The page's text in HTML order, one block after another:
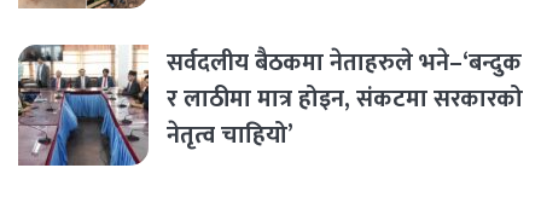
सर्वदलीय बैठकमा नेताहरुले भने–‘बन्दुक
र लाठीमा मात्र होइन, संकटमा सरकारको
नेतृत्व चाहियो’